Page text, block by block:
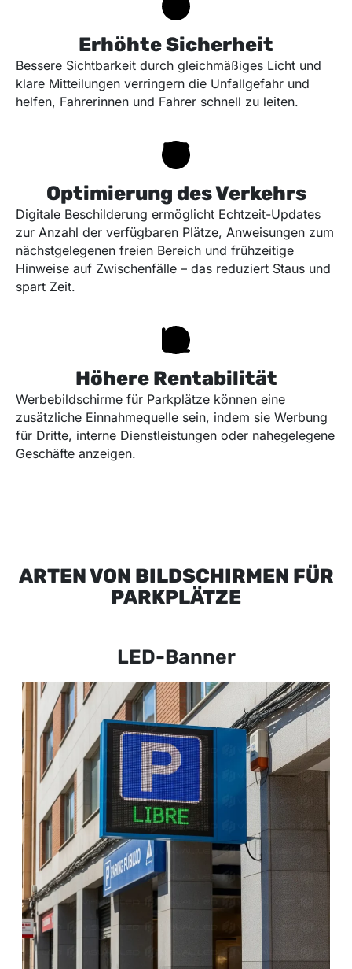
Erhöhte Sicherheit
Bessere Sichtbarkeit durch gleichmäßiges Licht und
klare Mitteilungen verringern die Unfallgefahr und
helfen, Fahrerinnen und Fahrer schnell zu leiten.
Optimierung des Verkehrs
Digitale Beschilderung ermöglicht Echtzeit-Updates
zur Anzahl der verfügbaren Plätze, Anweisungen zum
nächstgelegenen freien Bereich und frühzeitige
Hinweise auf Zwischenfälle – das reduziert Staus und
spart Zeit.
Höhere Rentabilität
Werbebildschirme für Parkplätze können eine
zusätzliche Einnahmequelle sein, indem sie Werbung
für Dritte, interne Dienstleistungen oder nahegelegene
Geschäfte anzeigen.
ARTEN VON BILDSCHIRMEN FÜR
PARKPLÄTZE
LED-Banner